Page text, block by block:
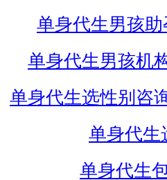
单身代生男孩助
单身代生男孩机
单身代生选性别咨
单身代生
单身代生